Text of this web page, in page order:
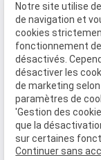
Accueil
Qui
Nos biens
Prix
Confier
Contact
Notre site utilise
de navigation et
cookies
fonctionnement
désactivés.
désactiver les
de marketing
paramètres de
'Gestion des
que la
sur certaines
Continuer sans